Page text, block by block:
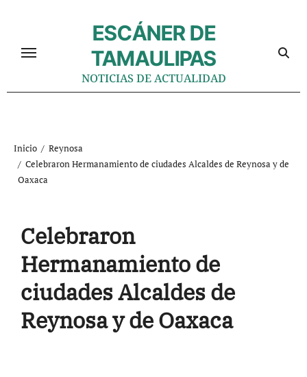
contenido
ESCÁNER DE
TAMAULIPAS
NOTICIAS DE ACTUALIDAD
Inicio
Reynosa
Celebraron Hermanamiento de ciudades Alcaldes de Reynosa y de
Oaxaca
Celebraron
Hermanamiento de
ciudades Alcaldes de
Reynosa y de Oaxaca